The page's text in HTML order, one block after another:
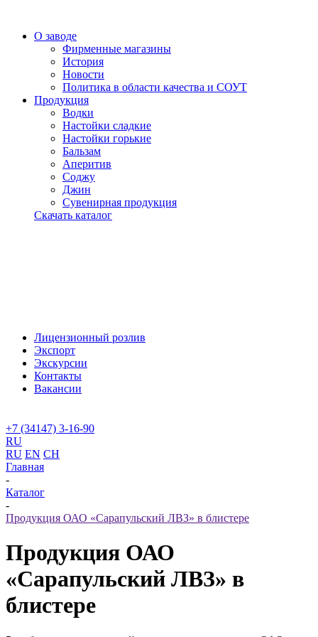
О заводе
Фирменные магазины
История
Новости
Политика в области качества и СОУТ
Продукция
Водки
Настойки сладкие
Настойки горькие
Бальзам
Аперитив
Соджу
Джин
Сувенирная продукция
Скачать каталог
Лицензионный розлив
Экспорт
Экскурсии
Контакты
Вакансии
+7 (34147) 3-16-90
RU
RU EN CH
Главная
-
Каталог
-
Продукция ОАО «Сарапульский ЛВЗ» в блистере
Продукция ОАО
«Сарапульский ЛВЗ» в
блистере